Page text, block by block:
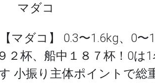
マダコ
マダコ】 0.3〜1.6kg、0
２杯、船中１８７杯！0
小振り主体ポイントで